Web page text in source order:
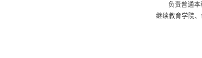
负责普通
继续教育学院